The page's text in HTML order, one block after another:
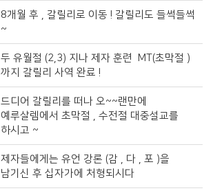
8개월 후 , 갈릴리로 이동 ! 갈릴리도 들썩들썩
~​
두 유월절 (2,3) 지나 제자 훈련 MT(초막절 )
까지 갈릴리 사역 완료 !​
드디어 갈릴리를 떠나 오~~랜만에
예루살렘에서 초막절 , 수전절 대중설교를
하시고 ~​
제자들에게는 유언 강론 (감 , 다 , 포 )을
남기신 후 십자가에 처형되시다 ​